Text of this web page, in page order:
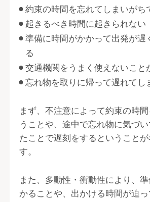
約束の時間を忘れてしまいがち
起きるべき時間に起きられない
準備に時間がかかって出発が遅
る
交通機関をうまく使えないこと
忘れ物を取りに帰って遅れてし
まず、不注意によって約束の時
うことや、途中で忘れ物に気づ
たことで遅刻をするということが
す。
また、多動性・衝動性により、
かることや、出かける時間が迫